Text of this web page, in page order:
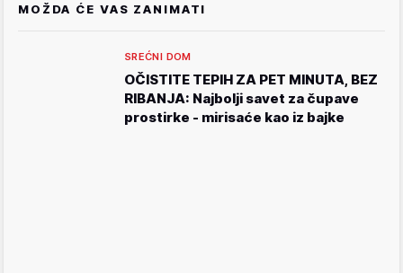
MOŽDA ĆE VAS ZANIMATI
SREĆNI DOM
OČISTITE TEPIH ZA PET MINUTA, BEZ
RIBANJA: Najbolji savet za čupave
prostirke - mirisaće kao iz bajke